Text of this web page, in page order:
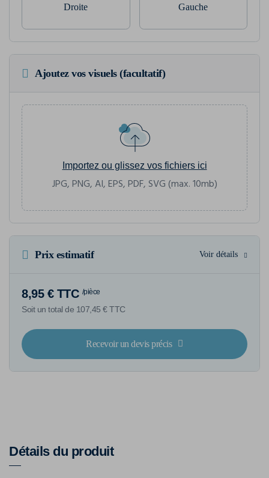
Droite Gauche
Ajoutez vos visuels (facultatif)
Importez ou glissez vos fichiers ici
JPG, PNG, AI, EPS, PDF, SVG (max. 10mb)
Prix estimatif Voir détails
8,95 € TTC /pièce
Soit un total de 107,45 € TTC
Recevoir un devis précis
Détails du produit